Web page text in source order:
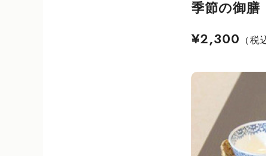
季節の御膳
¥2,300 （税